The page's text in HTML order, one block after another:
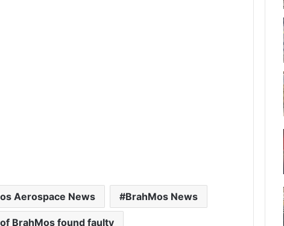
Aerospace News BrahMos News
BrahMos found faulty